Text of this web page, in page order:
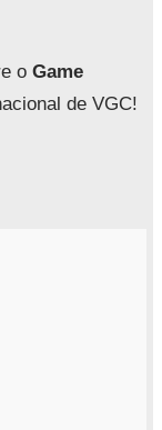
o Game
de VGC!